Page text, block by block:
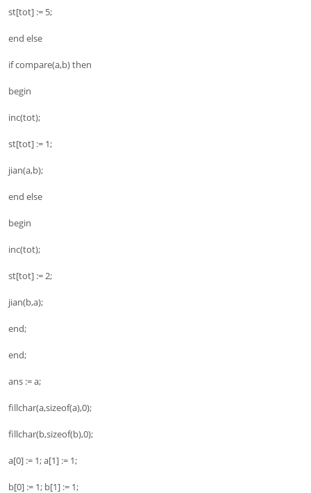
st[tot] := 5;
end else
if compare(a,b) then
begin
inc(tot);
st[tot] := 1;
jian(a,b);
end else
begin
inc(tot);
st[tot] := 2;
jian(b,a);
end;
end;
ans := a;
fillchar(a,sizeof(a),0);
fillchar(b,sizeof(b),0);
a[0] := 1; a[1] := 1;
b[0] := 1; b[1] := 1;